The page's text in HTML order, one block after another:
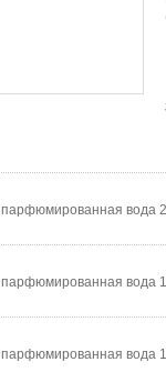
парфюмированная вода
парфюмированная вода
парфюмированная вода